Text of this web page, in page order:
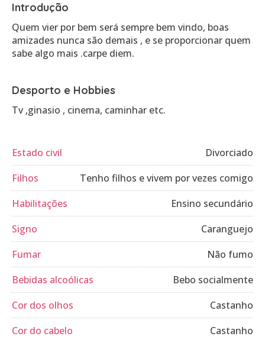
Introdução
Quem vier por bem será sempre bem vindo, boas
amizades nunca são demais , e se proporcionar quem
sabe algo mais .carpe diem.
Desporto e Hobbies
Tv ,ginasio , cinema, caminhar etc.
Estado civil
Divorciado
Filhos
Tenho filhos e vivem por vezes comigo
Habilitações
Ensino secundário
Signo
Caranguejo
Fumar
Não fumo
Bebidas alcoólicas
Bebo socialmente
Cor dos olhos
Castanho
Cor do cabelo
Castanho